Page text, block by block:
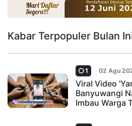
Kabar Terpopuler Bulan
1 02 Agu
Viral Video
Banyuwangi
Imbau Warga